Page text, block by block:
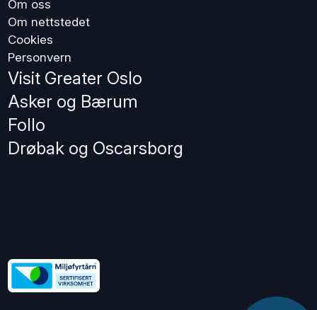
Om oss
Om nettstedet
Cookies
Personvern
Visit Greater Oslo
Asker og Bærum
Follo
Drøbak og Oscarsborg